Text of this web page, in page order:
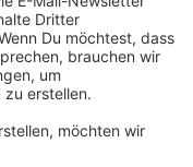
Mal in der
Teststrategie.